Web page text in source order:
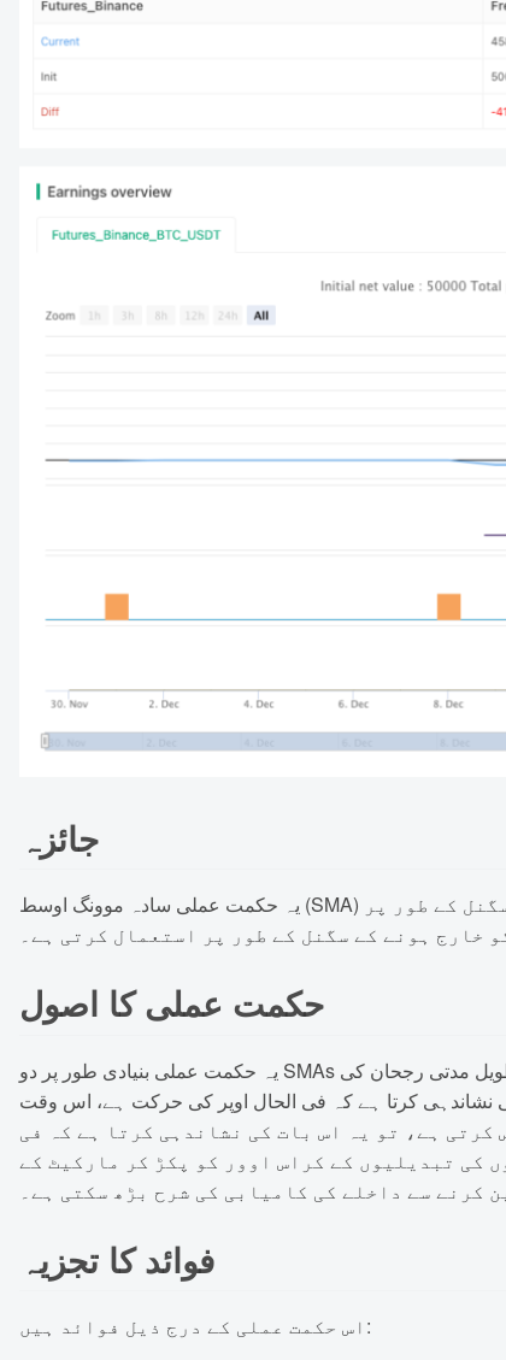
جائزہ
یہ حکمت عملی سادہ موونگ اوسط (SMA) کے گولڈن کراس اور ڈیتھ کراس کے اصول پر مبنی ہے۔ حکمت عملی 3 دن اور 5 دن کی لائنوں کے گولڈن کراس کو داخلے کے سگنل کے طور پر
خارج ہونے کے سگنل کے طور پر استعمال کرتی ہے۔
حکمت عملی کا اصول
یہ حکمت عملی بنیادی طور پر دو SMAs پر مبنی ہے، یعنی 3 دن اور 5 دن کی لائنیں۔ ان میں سے، 3 دن کی لائن قلیل مدتی رجحان کی نمائندگی کرتی ہے، جبکہ 5 دن کی لائن طویل مدتی رجحان کی
سے کراس کرتی ہے، تو یہ اس بات کی نشاندہی کرتا ہے کہ فی الحال اوپر کی حرکت ہے، اس وقت
سے گرتا ہے، یعنی 3 دن کی لائن 5 دن کی لائن کو نیچے سے کراس کرتی ہے، تو یہ اس بات کی نشاندہی کرتا ہے کہ فی
کی تبدیلیوں کے کراس اوور کو پکڑ کر مارکیٹ کے
کرنے سے داخلے کی کامیابی کی شرح بڑھ سکتی ہے۔
فوائد کا تجزیہ
اس حکمت عملی کے درج ذیل فوائد ہیں: